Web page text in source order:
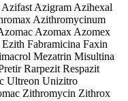
Azigram Azihexal
Azithromycinum
Azomax Azomex
Fabramicina Faxin
Mezatrin Misultina
Rarpezit Respazit
Ultreon Unizitro
Zithromycin Zithrox